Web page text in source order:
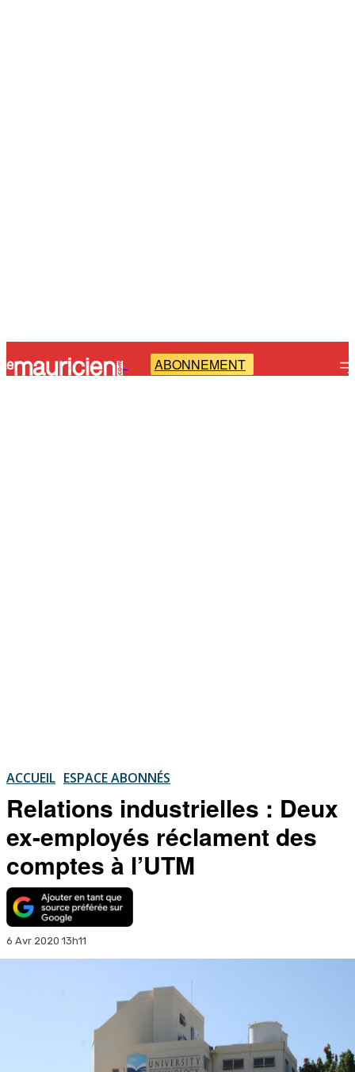
- ABONNEMENT
ACCUEIL ESPACE ABONNÉS
Relations industrielles : Deux
ex-employés réclament des
comptes à l’UTM
6 Avr 2020 13h11